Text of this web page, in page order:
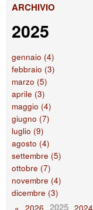
ARCHIVIO
2025
gennaio (4)
febbraio (3)
marzo (5)
aprile (3)
maggio (4)
giugno (7)
luglio (9)
agosto (4)
settembre (5)
ottobre (7)
novembre (4)
dicembre (3)
2025